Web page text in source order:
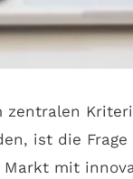
ist die
mit